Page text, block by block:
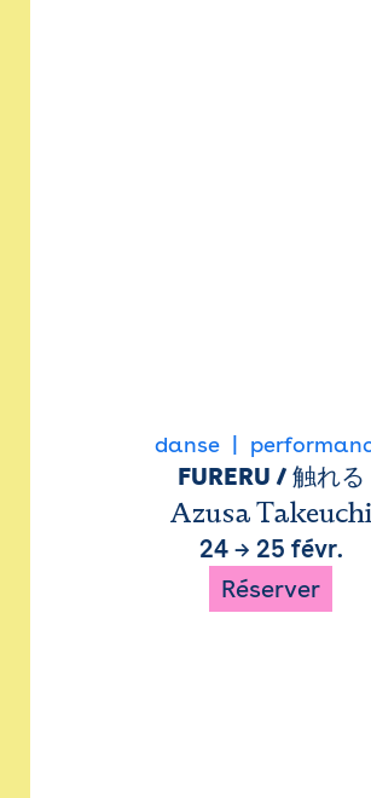
danse
FURERU / 触れる
Azusa Takeuchi
24→ 25 févr.
Réserver